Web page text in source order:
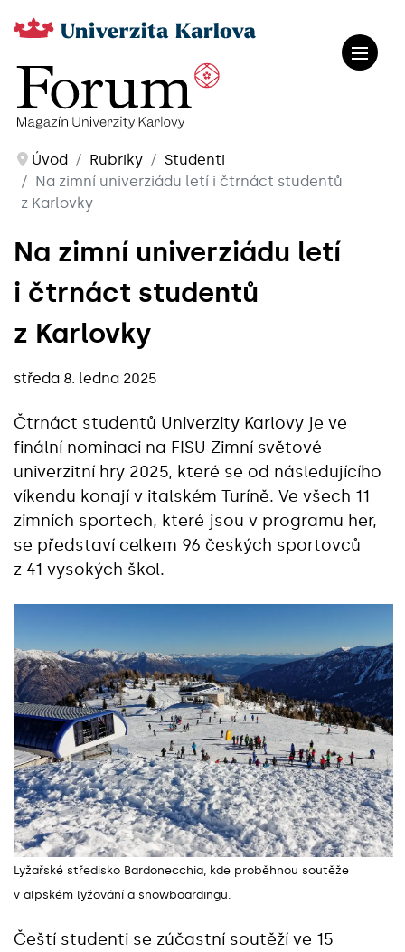
Úvod Rubriky
Studenti
Na zimní univerziádu letí i čtrnáct studentů
z Karlovky
Na zimní univerziádu letí
i čtrnáct studentů
z Karlovky
středa 8. ledna 2025
Čtrnáct studentů Univerzity Karlovy je ve
finální nominaci na FISU Zimní světové
univerzitní hry 2025, které se od následujícího
víkendu konají v italském Turíně. Ve všech 11
zimních sportech, které jsou v programu her,
se představí celkem 96 českých sportovců
z 41 vysokých škol.
Lyžařské středisko Bardonecchia, kde proběhnou soutěže
v alpském lyžování a snowboardingu.
Čeští studenti se zúčastní soutěží ve 15